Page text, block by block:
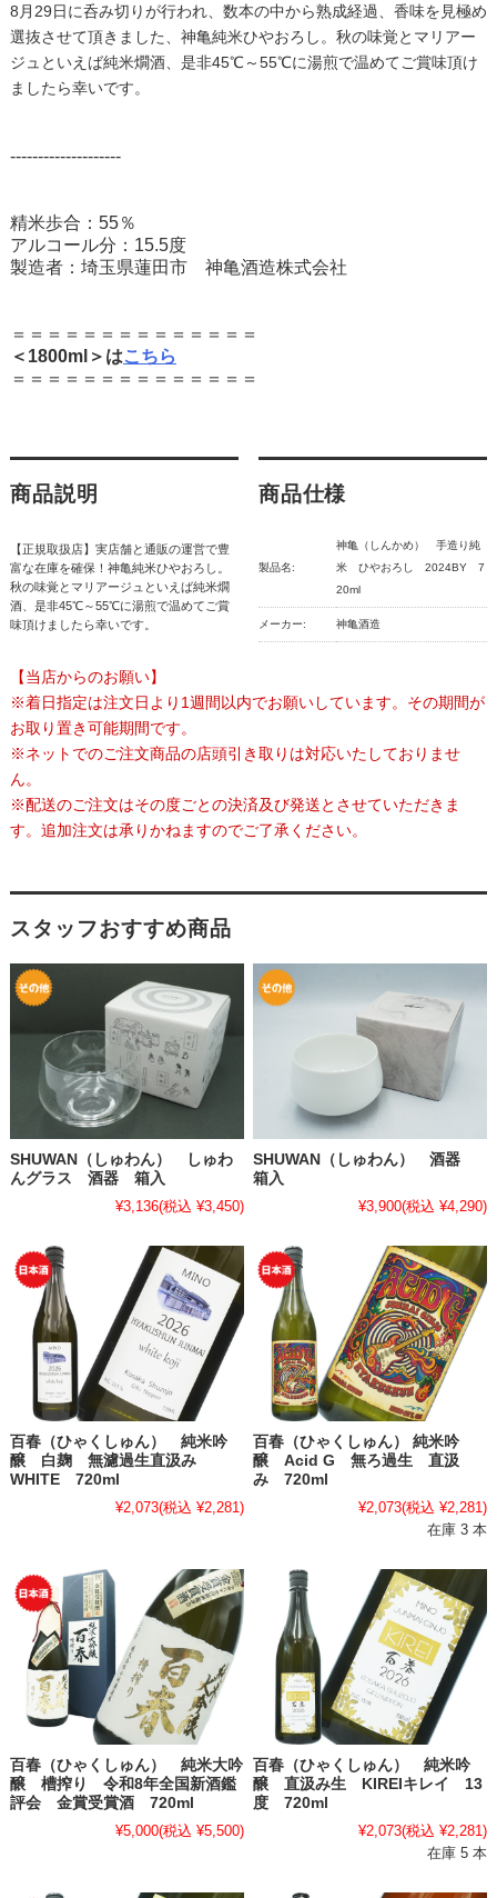
8月29日に呑み切りが行われ、数本の中から熟成経過、香味を見極め
選抜させて頂きました、神亀純米ひやおろし。秋の味覚とマリアー
ジュといえば純米燗酒、是非45℃～55℃に湯煎で温めてご賞味頂け
ましたら幸いです。
--------------------
精米歩合：55％
アルコール分：15.5度
製造者：埼玉県蓮田市 神亀酒造株式会社
＝＝＝＝＝＝＝＝＝＝＝＝＝＝
＜1800ml＞はこちら
＝＝＝＝＝＝＝＝＝＝＝＝＝＝
商品説明
【正規取扱店】実店舗と通販の運営で豊
富な在庫を確保！神亀純米ひやおろし。
秋の味覚とマリアージュといえば純米燗
酒、是非45℃～55℃に湯煎で温めてご賞
味頂けましたら幸いです。
商品仕様
製品名:
神亀（しんかめ） 手造り純
米 ひやおろし 2024BY 7
20ml
メーカー: 神亀酒造
【当店からのお願い】
※着日指定は注文日より1週間以内でお願いしています。その期間が
お取り置き可能期間です。
※ネットでのご注文商品の店頭引き取りは対応いたしておりませ
ん。
※配送のご注文はその度ごとの決済及び発送とさせていただきま
す。追加注文は承りかねますのでご了承ください。
スタッフおすすめ商品
SHUWAN（しゅわん） しゅわ
んグラス 酒器 箱入
¥3,136(税込 ¥3,450)
SHUWAN（しゅわん） 酒器
箱入
¥3,900(税込 ¥4,290)
百春（ひゃくしゅん） 純米吟
醸 白麹 無濾過生直汲み
WHITE 720ml
¥2,073(税込 ¥2,281)
百春（ひゃくしゅん） 純米吟
醸 Acid G 無ろ過生 直汲
み 720ml
¥2,073(税込 ¥2,281)
在庫 3 本
百春（ひゃくしゅん） 純米大吟
醸 槽搾り 令和8年全国新酒鑑
評会 金賞受賞酒 720ml
¥5,000(税込 ¥5,500)
百春（ひゃくしゅん） 純米吟
醸 直汲み生 KIREIキレイ 13
度 720ml
¥2,073(税込 ¥2,281)
在庫 5 本